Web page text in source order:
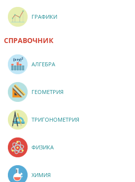
ГРАФИКИ
СПРАВОЧНИК
АЛГЕБРА
ГЕОМЕТРИЯ
ТРИГОНОМЕТРИЯ
ФИЗИКА
ХИМИЯ